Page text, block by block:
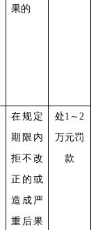
果的
在规定
期限内
拒不改
正的或
造成严
重后果
处1～2
万元罚
款